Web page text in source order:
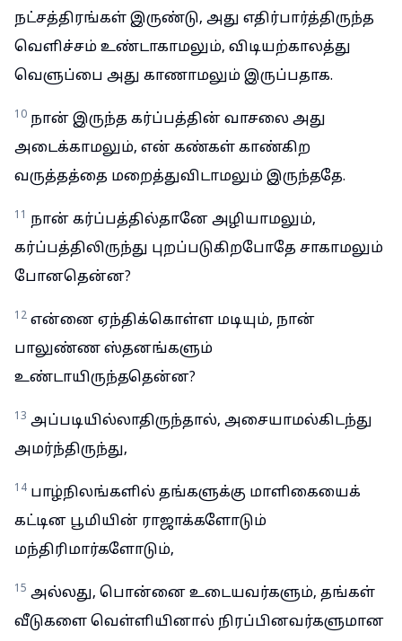
நட்சத்திரங்கள் இருண்டு, அது எதிர்பார்த்திருந்த
வெளிச்சம் உண்டாகாமலும், விடியற்காலத்து
வெளுப்பை அது காணாமலும் இருப்பதாக.
10 நான் இருந்த கர்ப்பத்தின் வாசலை அது
அடைக்காமலும், என் கண்கள் காண்கிற
வருத்தத்தை மறைத்துவிடாமலும் இருந்ததே.
11 நான் கர்ப்பத்தில்தானே அழியாமலும்,
கர்ப்பத்திலிருந்து புறப்படுகிறபோதே சாகாமலும்
போனதென்ன?
12 என்னை ஏந்திக்கொள்ள மடியும், நான்
பாலுண்ண ஸ்தனங்களும்
உண்டாயிருந்ததென்ன?
13 அப்படியில்லாதிருந்தால், அசையாமல்கிடந்து
அமர்ந்திருந்து,
14 பாழ்நிலங்களில் தங்களுக்கு மாளிகையைக்
கட்டின பூமியின் ராஜாக்களோடும்
மந்திரிமார்களோடும்,
15 அல்லது, பொன்னை உடையவர்களும், தங்கள்
வீடுகளை வெள்ளியினால் நிரப்பினவர்களுமான